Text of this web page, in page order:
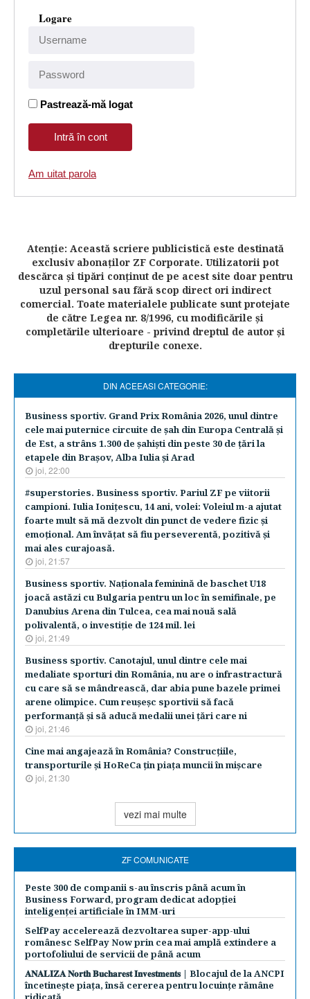
Logare
Pastrează-mă logat
Am uitat parola
Atenţie: Această scriere publicistică este destinată
exclusiv abonaţilor ZF Corporate. Utilizatorii pot
descărca şi tipări conţinut de pe acest site doar pentru
uzul personal sau fără scop direct ori indirect
comercial. Toate materialele publicate sunt protejate
de către Legea nr. 8/1996, cu modificările şi
completările ulterioare - privind dreptul de autor şi
drepturile conexe.
DIN ACEEASI CATEGORIE:
Business sportiv. Grand Prix România 2026, unul dintre
cele mai puternice circuite de şah din Europa Centrală şi
de Est, a strâns 1.300 de şahişti din peste 30 de ţări la
etapele din Braşov, Alba Iulia şi Arad
joi, 22:00
#superstories. Business sportiv. Pariul ZF pe viitorii
campioni. Iulia Ioniţescu, 14 ani, volei: Voleiul m-a ajutat
foarte mult să mă dezvolt din punct de vedere fizic şi
emoţional. Am învăţat să fiu perseverentă, pozitivă şi
mai ales curajoasă.
joi, 21:57
Business sportiv. Naţionala feminină de baschet U18
joacă astăzi cu Bulgaria pentru un loc în semifinale, pe
Danubius Arena din Tulcea, cea mai nouă sală
polivalentă, o investiţie de 124 mil. lei
joi, 21:49
Business sportiv. Canotajul, unul dintre cele mai
medaliate sporturi din România, nu are o infrastractură
cu care să se mândrească, dar abia pune bazele primei
arene olimpice. Cum reuşeşc sportivii să facă
performanţă şi să aducă medalii unei ţări care ni
joi, 21:46
Cine mai angajează în România? Construcţiile,
transporturile şi HoReCa ţin piaţa muncii în mişcare
joi, 21:30
vezi mai multe
ZF COMUNICATE
Peste 300 de companii s-au înscris până acum în
Business Forward, program dedicat adopției
inteligenței artificiale în IMM-uri
SelfPay accelerează dezvoltarea super-app-ului
românesc SelfPay Now prin cea mai amplă extindere a
portofoliului de servicii de până acum
𝐀𝐍𝐀𝐋𝐈𝐙𝐀 𝐍𝐨𝐫𝐭𝐡 𝐁𝐮𝐜𝐡𝐚𝐫𝐞𝐬𝐭 𝐈𝐧𝐯𝐞𝐬𝐭𝐦𝐞𝐧𝐭𝐬 | Blocajul de la ANCPI
încetinește piața, însă cererea pentru locuințe rămâne